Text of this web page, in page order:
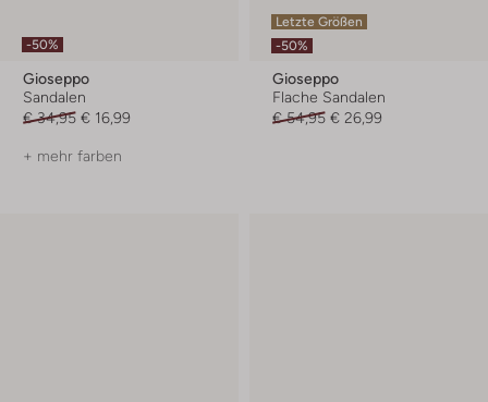
-50%
Gioseppo
Sandalen
€ 34,95 € 16,99
+ mehr farben
Letzte Größen
-50%
Gioseppo
Flache Sandalen
€ 54,95 € 26,99